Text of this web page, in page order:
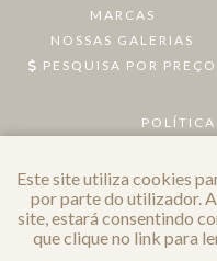
MARCAS
NOSSAS GALERIAS
PESQUISA POR PREÇO
POLÍTICA
Este site utiliza cookies
por parte do utilizador.
site, estará consentindo
que clique no link para